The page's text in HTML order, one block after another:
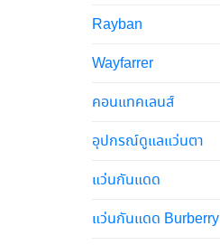
Rayban
Wayfarrer
คอนแทคเลนส์
อุปกรณ์ดูแลแว่นตา
แว่นกันแดด
แว่นกันแดด Burberry